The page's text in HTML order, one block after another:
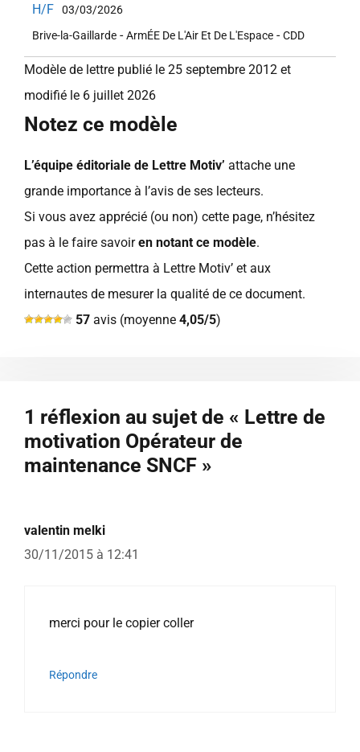
H/F
03/03/2026
Brive-la-Gaillarde -ArmÉE De L'Air Et De L'Espace -CDD
Modèle de lettre publié le 25 septembre 2012 et
modifié le 6 juillet 2026
Notez ce modèle
L’équipe éditoriale de Lettre Motiv’ attache une
grande importance à l’avis de ses lecteurs.
Si vous avez apprécié (ou non) cette page, n’hésitez
pas à le faire savoiren notant ce modèle.
Cette action permettra à Lettre Motiv’ et aux
internautes de mesurer la qualité de ce document.
57 avis (moyenne 4,05/5)
1 réflexion au sujet de « Lettre de
motivation Opérateur de
maintenance SNCF »
valentin melki
30/11/2015 à 12:41
merci pour le copier coller
Répondre